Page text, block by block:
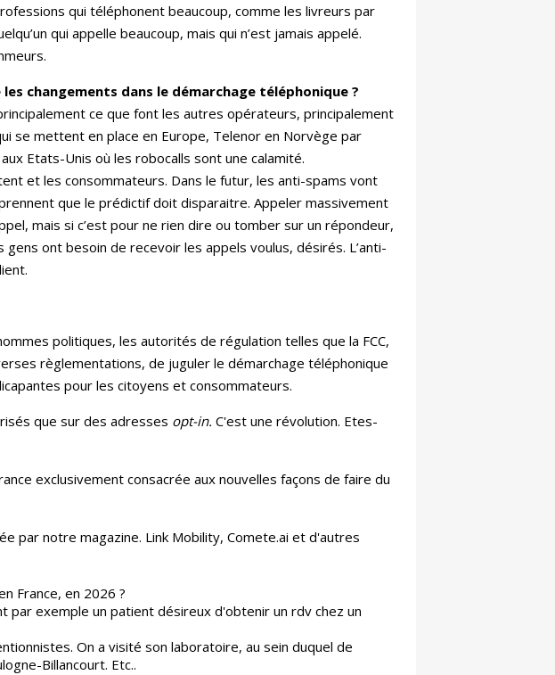
qui téléphonent beaucoup, comme les livreurs par
qui appelle beaucoup, mais qui n’est jamais appelé.
changements dans le démarchage téléphonique ?
ce que font les autres opérateurs, principalement
se mettent en place en Europe, Telenor en Norvège par
Etats-Unis où les robocalls sont une calamité.
et les consommateurs. Dans le futur, les anti-spams vont
que le prédictif doit disparaitre. Appeler massivement
mais si c’est pour ne rien dire ou tomber sur un répondeur,
ont besoin de recevoir les appels voulus, désirés. L’anti-
politiques, les autorités de régulation telles que la FCC,
règlementations, de juguler le démarchage téléphonique
pour les citoyens et consommateurs.
que sur des adresses opt-in. C'est une révolution. Etes-
exclusivement consacrée aux nouvelles façons de faire du
par notre magazine. Link Mobility, Comete.ai et d'autres
France, en 2026 ?
par exemple un patient désireux d'obtenir un rdv chez un
On a visité son laboratoire, au sein duquel de
Billancourt. Etc..